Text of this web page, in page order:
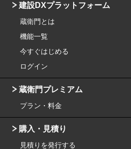
建設DXプラットフォーム
蔵衛門とは
機能一覧
今すぐはじめる
ログイン
蔵衛門プレミアム
プラン・料金
購入・見積り
見積りを発行する